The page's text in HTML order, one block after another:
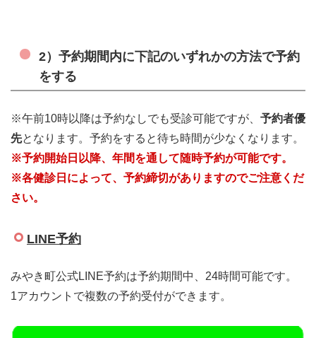
2）予約期間内に下記のいずれかの方法で予約
をする
※午前10時以降は予約なしでも受診可能ですが、 予約者優
先となります。 予約をすると待ち時間が少なくなります。
※予約開始日以降、年間を通して随時予約が可能です。
※各健診日によって、予約締切がありますのでご注意くだ
さい。
LINE予約
みやき町公式LINE予約は予約期間中、24時間可能です。
1アカウントで複数の予約受付ができます。